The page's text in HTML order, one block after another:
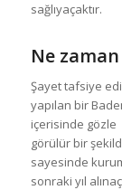
sağlıyaçaktır.
Ne zaman
Şayet tafsiye
yapılan bir
içerisinde gözle
görülür bir
sayesinde
sonraki yıl